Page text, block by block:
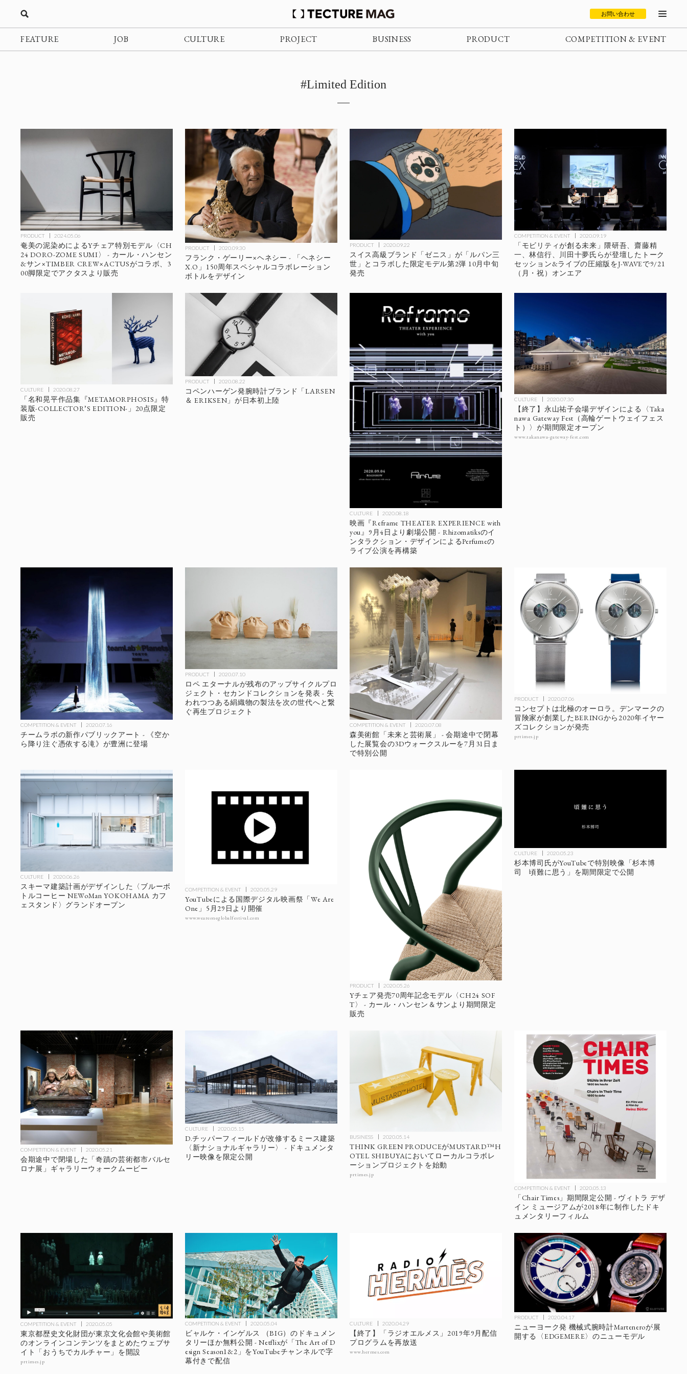
お問い合わせ
FEATURE JOB CULTURE PROJECT BUSINESS PRODUCT COMPETITION & EVENT
#Limited Edition
PRODUCT 2024.05.06
奄美の泥染めによるYチェア特別モデル〈CH
24 DORO-ZOME SUMI〉 - カール・ハンセン
&サン×TIMBER CREW×ACTUSがコラボ、3
00脚限定でアクタスより販売
PRODUCT 2020.09.30
フランク・ゲーリー×ヘネシー - 「ヘネシー
X.O」150周年スペシャルコラボレーション
ボトルをデザイン
PRODUCT 2020.09.22
スイス高級ブランド「ゼニス」が「ルパン三
世」とコラボした限定モデル第2弾 10月中旬
発売
COMPETITION & EVENT 2020.09.19
「モビリティが創る未来」隈研吾、齋藤精
一、林信行、川田十夢氏らが登壇したトーク
セッション&ライブの圧縮版をJ-WAVEで9/21
（月・祝）オンエア
CULTURE 2020.08.27
「名和晃平作品集『METAMORPHOSIS』特
装版-COLLECTOR’S EDITION-」20点限定
販売
PRODUCT 2020.08.22
コペンハーゲン発腕時計ブランド「LARSEN
＆ ERIKSEN」が日本初上陸
CULTURE 2020.08.18
映画『Reframe THEATER EXPERIENCE with
you』9月4日より劇場公開 - Rhizomatiksのイ
ンタラクション・デザインによるPerfumeの
ライブ公演を再構築
CULTURE 2020.07.30
【終了】永山祐子会場デザインによる〈Taka
nawa Gateway Fest（高輪ゲートウェイフェス
ト）〉が期間限定オープン
www.takanawa-gateway-fest.com
COMPETITION & EVENT 2020.07.16
チームラボの新作パブリックアート - 《空か
ら降り注ぐ憑依する滝》が豊洲に登場
PRODUCT 2020.07.10
ロペ エターナルが残布のアップサイクルプロ
ジェクト・セカンドコレクションを発表 - 失
われつつある絹織物の製法を次の世代へと繋
ぐ再生プロジェクト
COMPETITION & EVENT 2020.07.08
森美術館「未来と芸術展」 - 会期途中で閉幕
した展覧会の3Dウォークスルーを7月31日ま
で特別公開
PRODUCT 2020.07.06
コンセプトは北極のオーロラ。デンマークの
冒険家が創業したBERINGから2020年イヤー
ズコレクションが発売
prtimes.jp
CULTURE 2020.06.26
スキーマ建築計画がデザインした〈ブルーボ
トルコーヒー NEWoMan YOKOHAMA カフ
ェスタンド〉グランドオープン
COMPETITION & EVENT 2020.05.29
YouTubeによる国際デジタル映画祭「We Are
One」5月29日より開催
www.weareoneglobalfestival.com
PRODUCT 2020.05.26
Yチェア発売70周年記念モデル〈CH24 SOF
T〉 - カール・ハンセン＆サンより期間限定
販売
CULTURE 2020.05.23
杉本博司氏がYouTubeで特別映像「杉本博
司 頃難に思う」を期間限定で公開
COMPETITION & EVENT 2020.05.21
会期途中で閉場した「奇蹟の芸術都市バルセ
ロナ展」ギャラリーウォークムービー
CULTURE 2020.05.15
D.チッパーフィールドが改修するミース建築
〈新ナショナルギャラリー〉 - ドキュメンタ
リー映像を限定公開
BUSINESS 2020.05.14
THINK GREEN PRODUCEがMUSTARD™️H
OTEL SHIBUYAにおいてローカルコラボレ
ーションプロジェクトを始動
prtimes.jp
COMPETITION & EVENT 2020.05.13
「Chair Times」期間限定公開 - ヴィトラ デザ
イン ミュージアムが2018年に制作したドキ
ュメンタリーフィルム
COMPETITION & EVENT 2020.05.05
東京都歴史文化財団が東京文化会館や美術館
のオンラインコンテンツをまとめたウェブサ
イト「おうちでカルチャー」を開設
prtimes.jp
COMPETITION & EVENT 2020.05.04
ビャルケ・インゲルス （BIG）のドキュメン
タリーほか無料公開 - Netflixが「The Art of D
esign Season1&2」をYouTubeチャンネルで字
幕付きで配信
CULTURE 2020.04.29
【終了】「ラジオエルメス」2019年9月配信
プログラムを再放送
www.hermes.com
PRODUCT 2020.04.17
ニューヨーク発 機械式腕時計Marteneroが展
開する〈EDGEMERE〉のニューモデル